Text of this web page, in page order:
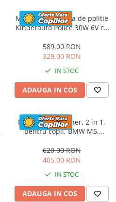
Masinuta electrica de politie
Kinderauto Police 30W 6V cu
bluetooth, culoare Alb
589,00 RON
329,00 RON
IN STOC
ADAUGA IN COS
Masinuta cu maner, 2 in 1,
pentru copii, BMW M5,
620,00 RON
405,00 RON
IN STOC
ADAUGA IN COS